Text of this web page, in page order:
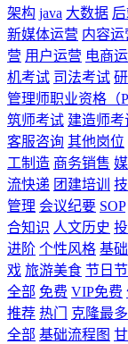
架构 java 大数据
新媒体运营 内容运
营 用户运营 电商
机考试 司法考试
管理师职业资格（
筑师考试 建造师考
客服咨询 其他岗位
工制造 商务销售
流快递 团建培训
管理 会议纪要 SOP
合知识 人文历史
进阶 个性风格 基
戏 旅游美食 节日
全部 免费 VIP免费
推荐 热门 克隆最多
全部 基础流程图